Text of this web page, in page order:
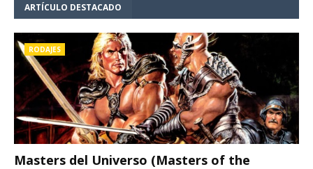
ARTÍCULO DESTACADO
RODAJES
Masters del Universo (Masters of the